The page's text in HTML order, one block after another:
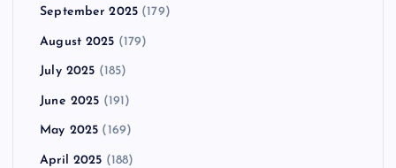
September 2025 (179)
August 2025 (179)
July 2025 (185)
June 2025 (191)
May 2025 (169)
April 2025 (188)